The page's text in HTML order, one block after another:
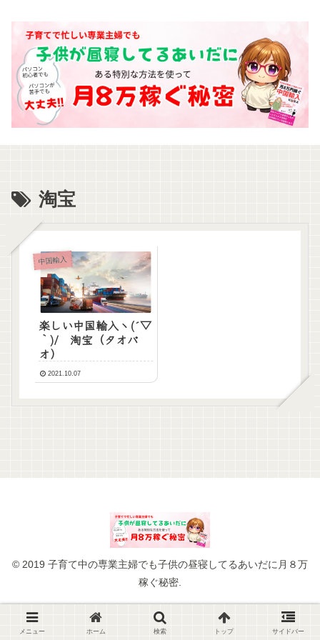
淘宝
中国輸入
楽しい中国輸入ヽ(´▽
｀)/ 淘宝（タオバ
オ）
2021.10.07
© 2019 子育て中の専業主婦でも子供の昼寝してるあいだに月８万
稼ぐ秘密.
メニュー ホーム 検索 トップ サイドバー